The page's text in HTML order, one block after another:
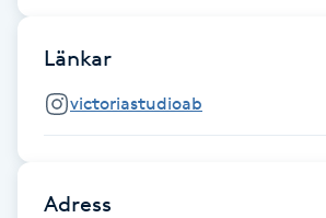
Extensions
Eyeliner-tatuering
Länkar
victoriastudioab
Adress